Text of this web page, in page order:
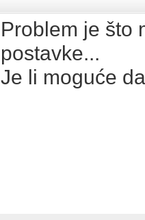
Problem je što
postavke...
Je li moguće